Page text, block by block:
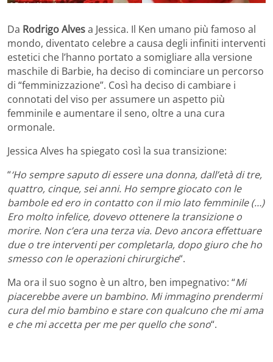
Da Rodrigo Alvesa Jessica. Il Ken umano più famoso al
mondo, diventato celebre a causa degli infiniti interventi
estetici che l’hanno portato a somigliare alla versione
maschile di Barbie, ha deciso di cominciare un percorso
di “femminizzazione”. Così ha deciso di cambiare i
connotati del viso per assumere un aspetto più
femminile e aumentare il seno, oltre a una cura
ormonale.
Jessica Alves ha spiegato così la sua transizione:
“‘Ho sempre saputo di essere una donna, dall’età di tre,
quattro, cinque, sei anni. Ho sempre giocato con le
bambole ed ero in contatto con il mio lato femminile (…)
Ero molto infelice, dovevo ottenere la transizione o
morire. Non c’era una terza via. Devo ancora effettuare
due o tre interventi per completarla, dopo giuro che ho
smesso con le operazioni chirurgiche“.
Ma ora il suo sogno è un altro, ben impegnativo: “Mi
piacerebbe avere un bambino. Mi immagino prendermi
cura del mio bambino e stare con qualcuno che mi ama
e che mi accetta per me per quello che sono“.